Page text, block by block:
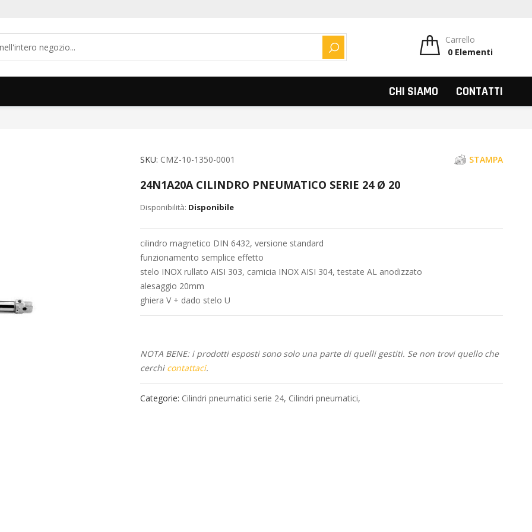
CERCA
Carrello
0 Elementi
CHI SIAMO CONTATTI
SKU CMZ-10-1350-0001 STAMPA
24N1A20A CILINDRO PNEUMATICO SERIE 24 Ø 20
Disponibile
cilindro magnetico DIN 6432, versione standard
funzionamento semplice effetto
stelo INOX rullato AISI 303, camicia INOX AISI 304, testate AL anodizzato
alesaggio 20mm
ghiera V + dado stelo U
NOTA BENE: i prodotti esposti sono solo una parte di quelli gestiti. Se non trovi quello che
cerchi contattaci.
Categorie: Cilindri pneumatici serie 24, Cilindri pneumatici,